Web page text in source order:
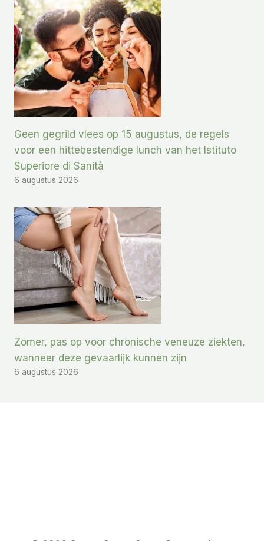
Geen gegrild vlees op 15 augustus, de regels
voor een hittebestendige lunch van het Istituto
Superiore di Sanità
6 augustus 2026
Zomer, pas op voor chronische veneuze ziekten,
wanneer deze gevaarlijk kunnen zijn
6 augustus 2026